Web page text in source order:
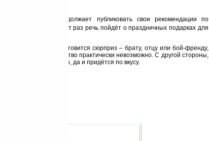
TechRadar.com продолжает публиковать свои рекомендации по
(см.
). На этот раз речь пойдёт о праздничных подарках для
от того, кому готовится сюрприз – брату, отцу или бой-френду,
в подарок на Рождество практически невозможно. С другой стороны,
гаджетов хоть что-то, да и придётся по вкусу.